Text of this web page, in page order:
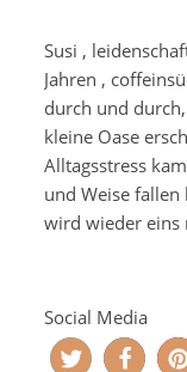
Susi ,
Jahren ,
durch und
kleine Oase
Alltagsstress
und Weise fallen
wird wieder eins
Social Media